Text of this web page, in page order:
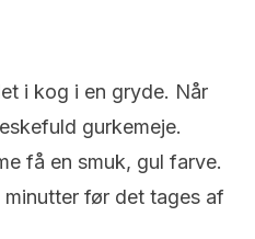
i kog i en gryde. Når
gurkemeje.
få en smuk, gul farve.
før det tages af